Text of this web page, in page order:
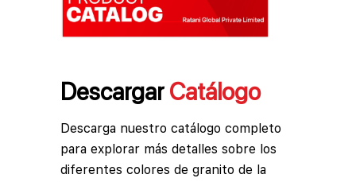
DescargarCatálogo
Descarga nuestro catálogo completo
para explorar más detalles sobre los
diferentes colores de granito de la